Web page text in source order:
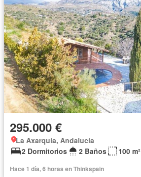
295.000 €
La Axarquía, Andalucía
2 Dormitorios
2 Baños 100 m²
Hace 1 día, 6 horas en Thinkspain